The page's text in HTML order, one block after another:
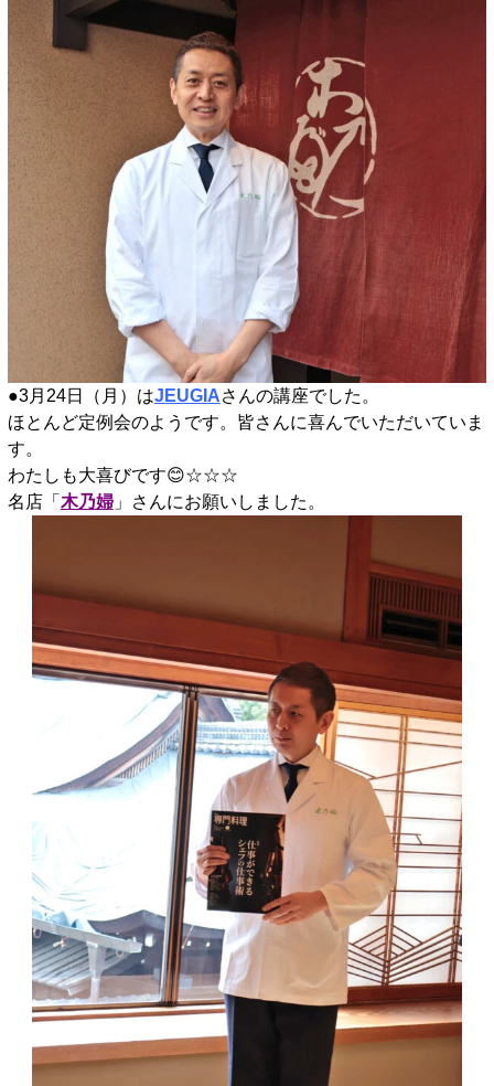
●3月24日（月）はJEUGIAさんの講座でした。
ほとんど定例会のようです。皆さんに喜んでいただいていま
す。
わたしも大喜びです😊☆☆☆
名店「 木乃婦」さんにお願いしました。